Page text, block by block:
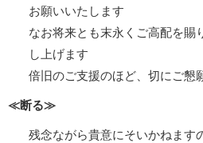
お願いいたします
なお将来とも末永くご高配を賜
し上げます
倍旧のご支援のほど、切にご懇
≪断る≫
残念ながら貴意にそいかねます